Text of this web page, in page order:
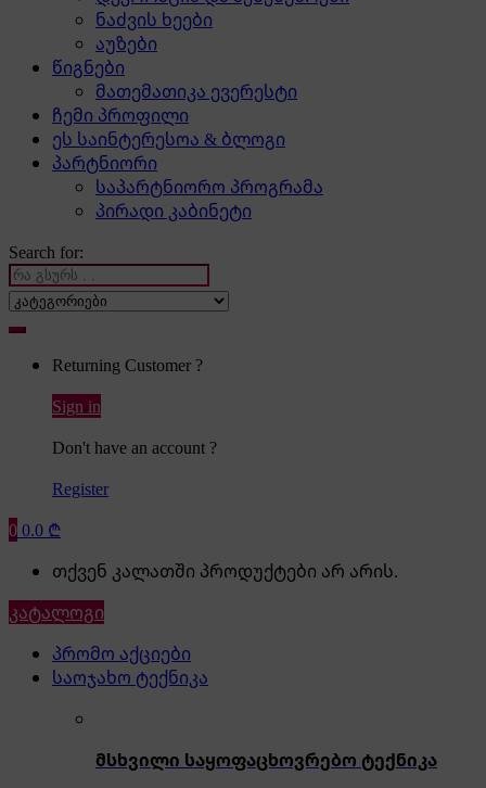
ნაძვის ხეები
აუზები
წიგნები
მათემათიკა ევერესტი
ჩემი პროფილი
ეს საინტერესოა & ბლოგი
პარტნიორი
საპარტნიორო პროგრამა
პირადი კაბინეტი
Search for:
Returning Customer ?
Sign in
Don't have an account ?
Register
00.0 ₾
თქვენ კალათში პროდუქტები არ არის.
კატალოგი
პრომო აქციები
საოჯახო ტექნიკა
მსხვილი საყოფაცხოვრებო ტექნიკა